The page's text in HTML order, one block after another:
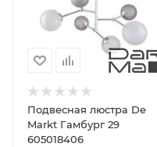
Подвесная люстра De
Markt Гамбург 29
605018406